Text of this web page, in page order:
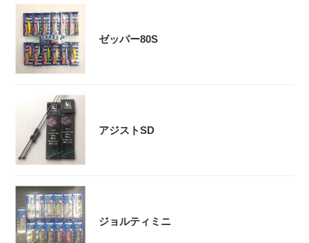
ゼッパー80S
アジストSD
ジョルティミニ